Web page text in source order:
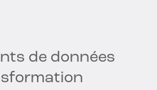
de données